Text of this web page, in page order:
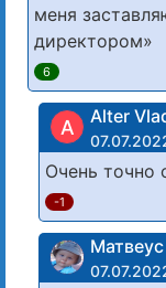
меня
директором»
6
A Alter
Очень точно
-1
Матвеус